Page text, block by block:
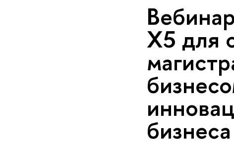
Х5 для